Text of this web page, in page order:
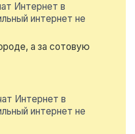
Интернет в
интернет не
а за сотовую
Интернет в
интернет не